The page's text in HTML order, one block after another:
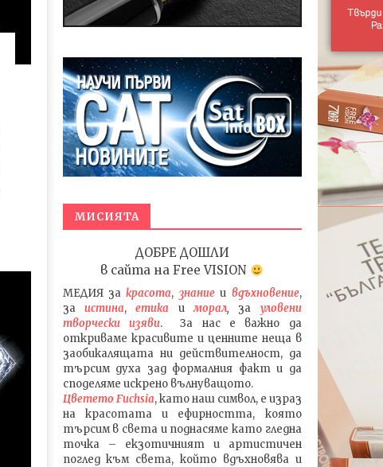
МИСИЯТА
ДОБРЕ ДОШЛИ
в сайта наFree VISION
МЕДИЯзакрасота, знаниеи вдъхновение,
за истина,етика иморал, за уловени
творчески изяви. За нас е важно да
откриваме красивите и ценните неща в
заобикалящата ни действителност, да
търсим духа зад формалния факт и да
споделяме искрено вълнуващото.
Цветето Fuchsia, като наш символ, е израз
на красотата и ефирността, която
търсим в света и поднасяме като гледна
точка – екзотичният и артистичен
поглед към света, който вдъхновява и